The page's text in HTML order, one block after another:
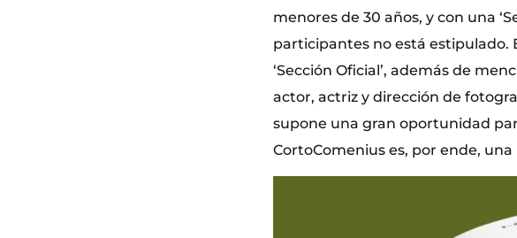
menores de 30 años, y con una
participantes no está estipulado.
‘Sección Oficial’, además de
actor, actriz y dirección de
supone una gran oportunidad
CortoComenius es, por ende,